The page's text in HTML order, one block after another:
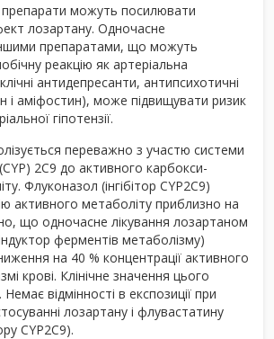
препарати можуть посилювати
лозартану. Одночасне
препаратами, що можуть
реакцію як артеріальна
антидепресанти, антипсихотичні
і аміфостин), може підвищувати ризик
гіпотензії.
переважно з участю системи
2С9 до активного карбокси-
Флуконазол (інгібітор CYP2С9)
активного метаболіту приблизно на
що одночасне лікування лозартаном
ферментів метаболізму)
на 40 % концентрації активного
крові. Клінічне значення цього
відмінності в експозиції при
лозартану і флувастатину
CYP2С9).